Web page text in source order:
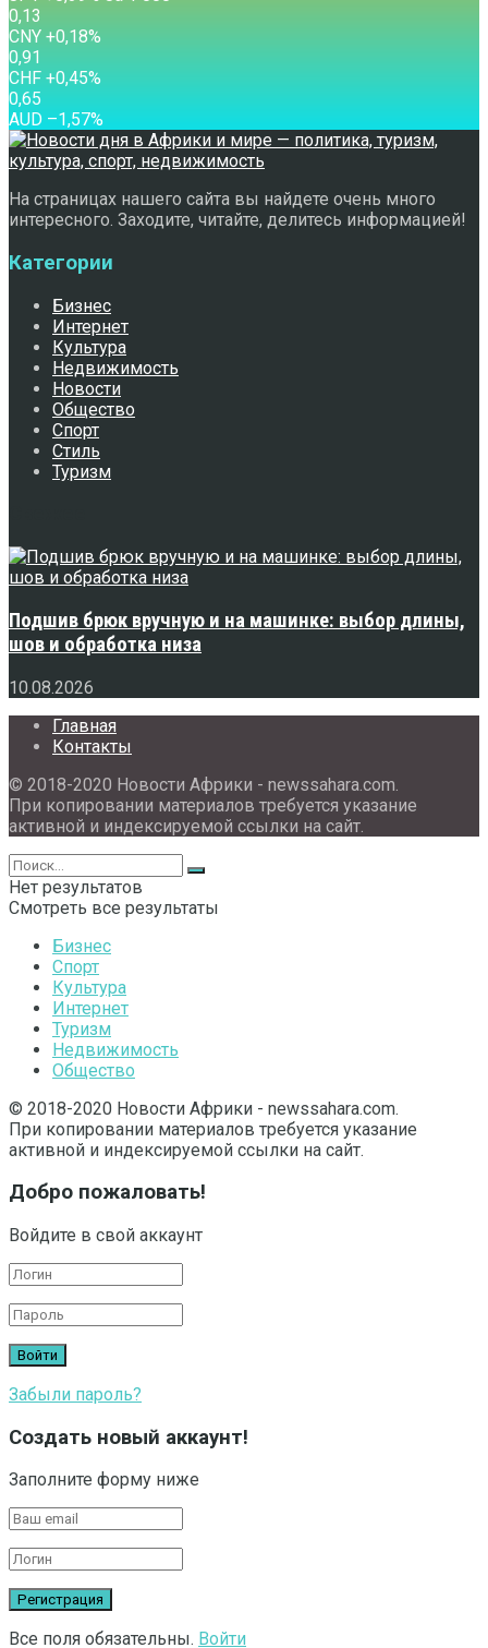
0,13
CNY +0,18%
0,91
CHF +0,45%
0,65
AUD –1,57%
На страницах нашего сайта вы найдете очень много
интересного. Заходите, читайте, делитесь информацией!
Категории
Бизнес
Интернет
Культура
Недвижимость
Новости
Общество
Спорт
Стиль
Туризм
Подшив брюк вручную и на машинке: выбор длины,
шов и обработка низа
10.08.2026
Главная
Контакты
© 2018-2020 Новости Африки - newssahara.com.
При копировании материалов требуется указание
активной и индексируемой ссылки на сайт.
Нет результатов
Смотреть все результаты
Бизнес
Спорт
Культура
Интернет
Туризм
Недвижимость
Общество
© 2018-2020 Новости Африки - newssahara.com.
При копировании материалов требуется указание
активной и индексируемой ссылки на сайт.
Добро пожаловать!
Войдите в свой аккаунт
Забыли пароль?
Создать новый аккаунт!
Заполните форму ниже
Все поля обязательны. Войти